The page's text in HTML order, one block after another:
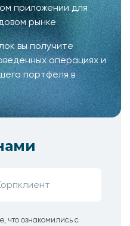
приложении для
рынке
вы получите
операциях и
портфеля в
что ознакомились с